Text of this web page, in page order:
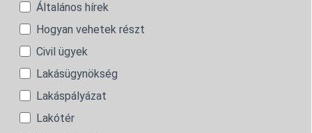
Általános hírek
Hogyan vehetek részt
Civil ügyek
Lakásügynökség
Lakáspályázat
Lakótér